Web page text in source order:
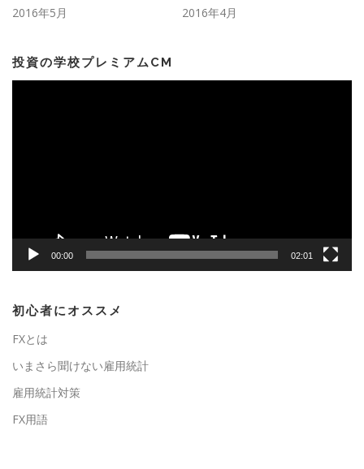
2016年5月
2016年4月
投資の学校プレミアムCM
00:00 02:01
初心者にオススメ
FXとは
いまさら聞けない雇用統計
雇用統計対策
FX用語